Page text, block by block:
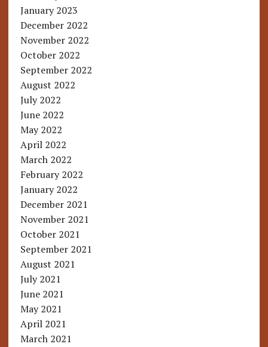
January 2023
December 2022
November 2022
October 2022
September 2022
August 2022
July 2022
June 2022
May 2022
April 2022
March 2022
February 2022
January 2022
December 2021
November 2021
October 2021
September 2021
August 2021
July 2021
June 2021
May 2021
April 2021
March 2021